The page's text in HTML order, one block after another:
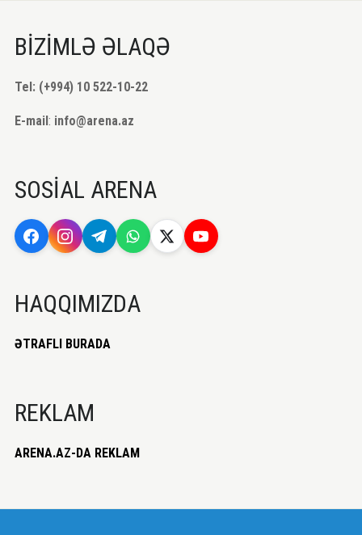
BİZİMLƏ ƏLAQƏ
Tel: (+994) 10 522-10-22
E-mail: info@arena.az
SOSİAL ARENA
HAQQIMIZDA
ƏTRAFLI BURADA
REKLAM
ARENA.AZ-DA REKLAM